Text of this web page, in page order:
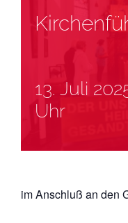
13. Juli
Uhr
im Anschluß an den